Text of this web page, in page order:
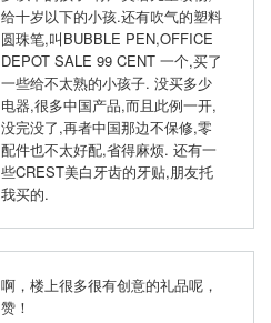
给十岁以下的小孩.还有吹气的塑料
圆珠笔,叫BUBBLE PEN,OFFICE
DEPOT SALE 99 CENT 一个,买了
一些给不太熟的小孩子. 没买多少
电器,很多中国产品,而且此例一开,
没完没了,再者中国那边不保修,零
配件也不太好配,省得麻烦. 还有一
些CREST美白牙齿的牙贴,朋友托
我买的.
啊，楼上很多很有创意的礼品呢，
赞！